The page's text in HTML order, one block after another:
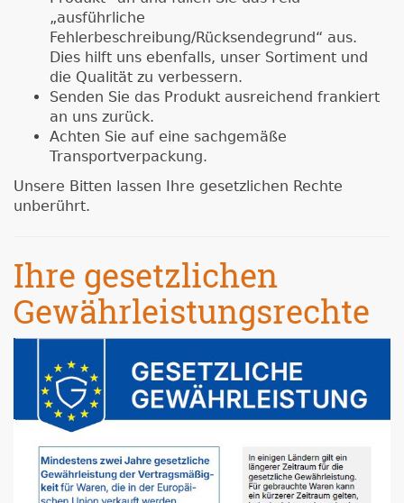
„ausführliche
Fehlerbeschreibung/Rücksendegrund“ aus.
Dies hilft uns ebenfalls, unser Sortiment und
die Qualität zu verbessern.
Senden Sie das Produkt ausreichend frankiert
an uns zurück.
Achten Sie auf eine sachgemäße
Transportverpackung.
Unsere Bitten lassen Ihre gesetzlichen Rechte
unberührt.
Ihre gesetzlichen
Gewährleistungsrechte